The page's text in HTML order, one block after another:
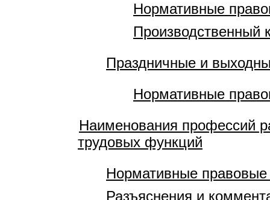
Нормативные
Производственный
Праздничные и
Нормативные
Наименования профессий
трудовых функций
Нормативные правовые
Разъяснения и